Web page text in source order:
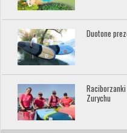
Duotone
Zurychu